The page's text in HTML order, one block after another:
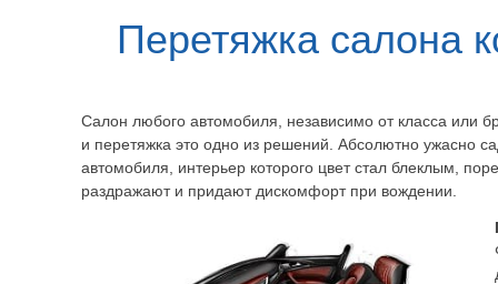
Перетяжка салона
Салон любого автомобиля, независимо от класса или
и перетяжка это одно из решений. Абсолютно ужасно
автомобиля, интерьер которого цвет стал блеклым,
раздражают и придают дискомфорт при вождении.